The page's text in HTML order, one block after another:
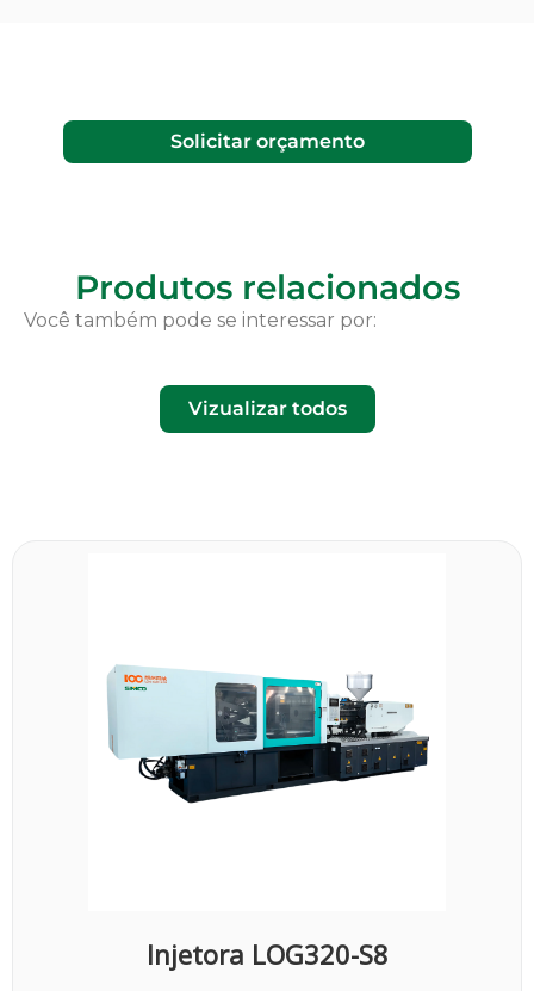
Solicitar orçamento
Produtos relacionados
Você também pode se interessar por:
Vizualizar todos
Injetora LOG320-S8